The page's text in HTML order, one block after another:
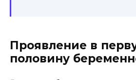
Проявление в
половину